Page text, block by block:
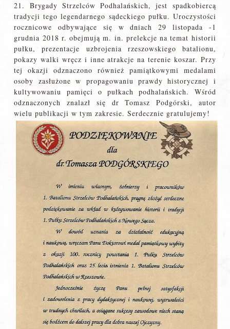
21. Brygady Strzelców Podhalańskich, jest spadkobiercą
tradycji tego legendarnego sądeckiego pułku. Uroczystości
rocznicowe odbywające się w dniach 29 listopada -1
grudnia 2018 r. obejmują m. in. prelekcje na temat historii
pułku, prezentacje uzbrojenia rzeszowskiego batalionu,
pokazy walki wręcz i inne atrakcje na terenie koszar. Przy
tej okazji odznaczono również pamiątkowymi medalami
osoby zasłużone w propagowaniu prawdy historycznej i
kultywowaniu pamięci o pułkach podhalańskich. Wśród
odznaczonych znalazł się dr Tomasz Podgórski, autor
wielu publikacji w tym zakresie. Serdecznie gratulujemy!